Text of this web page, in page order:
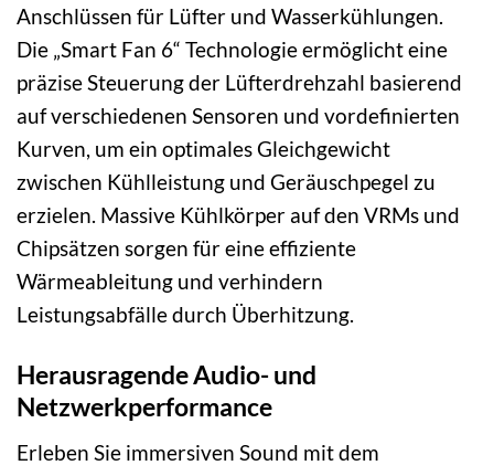
Anschlüssen für Lüfter und Wasserkühlungen.
Die „Smart Fan 6“ Technologie ermöglicht eine
präzise Steuerung der Lüfterdrehzahl basierend
auf verschiedenen Sensoren und vordefinierten
Kurven, um ein optimales Gleichgewicht
zwischen Kühlleistung und Geräuschpegel zu
erzielen. Massive Kühlkörper auf den VRMs und
Chipsätzen sorgen für eine effiziente
Wärmeableitung und verhindern
Leistungsabfälle durch Überhitzung.
Herausragende Audio- und
Netzwerkperformance
Erleben Sie immersiven Sound mit dem